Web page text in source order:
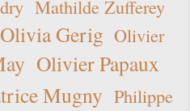
Mathilde Zufferey
Olivia Gerig Olivier
Olivier Papaux
Mugny Philippe